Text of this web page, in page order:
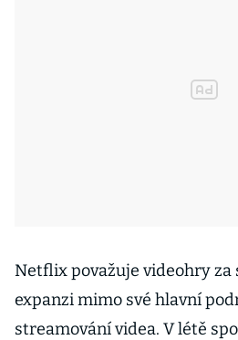
Netflix považuje videohry za
expanzi mimo své hlavní
streamování videa. V létě